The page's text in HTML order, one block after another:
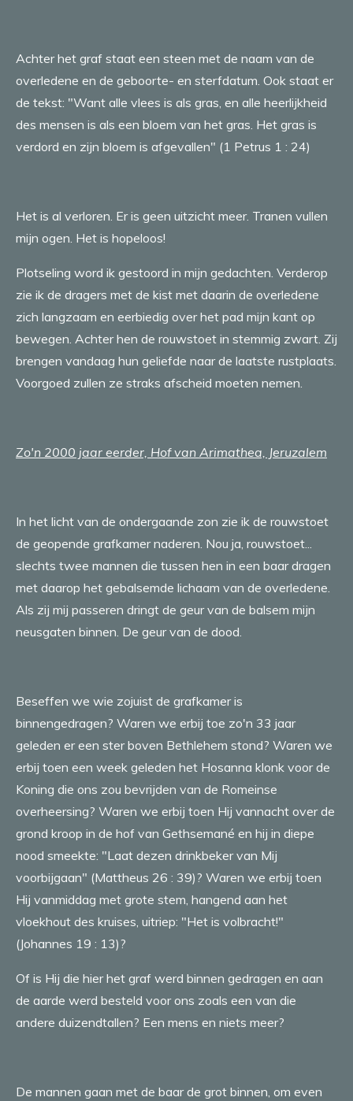
Achter het graf staat een steen met de naam van de
overledene en de geboorte- en sterfdatum. Ook staat er
de tekst: "Want alle vlees is als gras, en alle heerlijkheid
des mensen is als een bloem van het gras. Het gras is
verdord en zijn bloem is afgevallen" (1 Petrus 1 : 24)
Het is al verloren. Er is geen uitzicht meer. Tranen vullen
mijn ogen. Het is hopeloos!
Plotseling word ik gestoord in mijn gedachten. Verderop
zie ik de dragers met de kist met daarin de overledene
zich langzaam en eerbiedig over het pad mijn kant op
bewegen. Achter hen de rouwstoet in stemmig zwart. Zij
brengen vandaag hun geliefde naar de laatste rustplaats.
Voorgoed zullen ze straks afscheid moeten nemen.
Zo'n 2000 jaar eerder, Hof van Arimathea, Jeruzalem
In het licht van de ondergaande zon zie ik de rouwstoet
de geopende grafkamer naderen. Nou ja, rouwstoet...
slechts twee mannen die tussen hen in een baar dragen
met daarop het gebalsemde lichaam van de overledene.
Als zij mij passeren dringt de geur van de balsem mijn
neusgaten binnen. De geur van de dood.
Beseffen we wie zojuist de grafkamer is
binnengedragen? Waren we erbij toe zo'n 33 jaar
geleden er een ster boven Bethlehem stond? Waren we
erbij toen een week geleden het Hosanna klonk voor de
Koning die ons zou bevrijden van de Romeinse
overheersing? Waren we erbij toen Hij vannacht over de
grond kroop in de hof van Gethsemané en hij in diepe
nood smeekte: "Laat dezen drinkbeker van Mij
voorbijgaan" (Mattheus 26 : 39)? Waren we erbij toen
Hij vanmiddag met grote stem, hangend aan het
vloekhout des kruises, uitriep: "Het is volbracht!"
(Johannes 19 : 13)?
Of is Hij die hier het graf werd binnen gedragen en aan
de aarde werd besteld voor ons zoals een van die
andere duizendtallen? Een mens en niets meer?
De mannen gaan met de baar de grot binnen, om even